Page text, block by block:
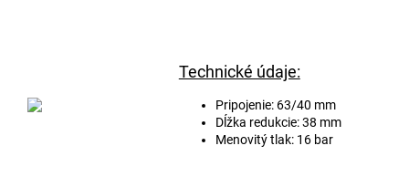
Technické údaje:
Pripojenie: 63/40 mm
Dĺžka redukcie: 38 mm
Menovitý tlak: 16 bar